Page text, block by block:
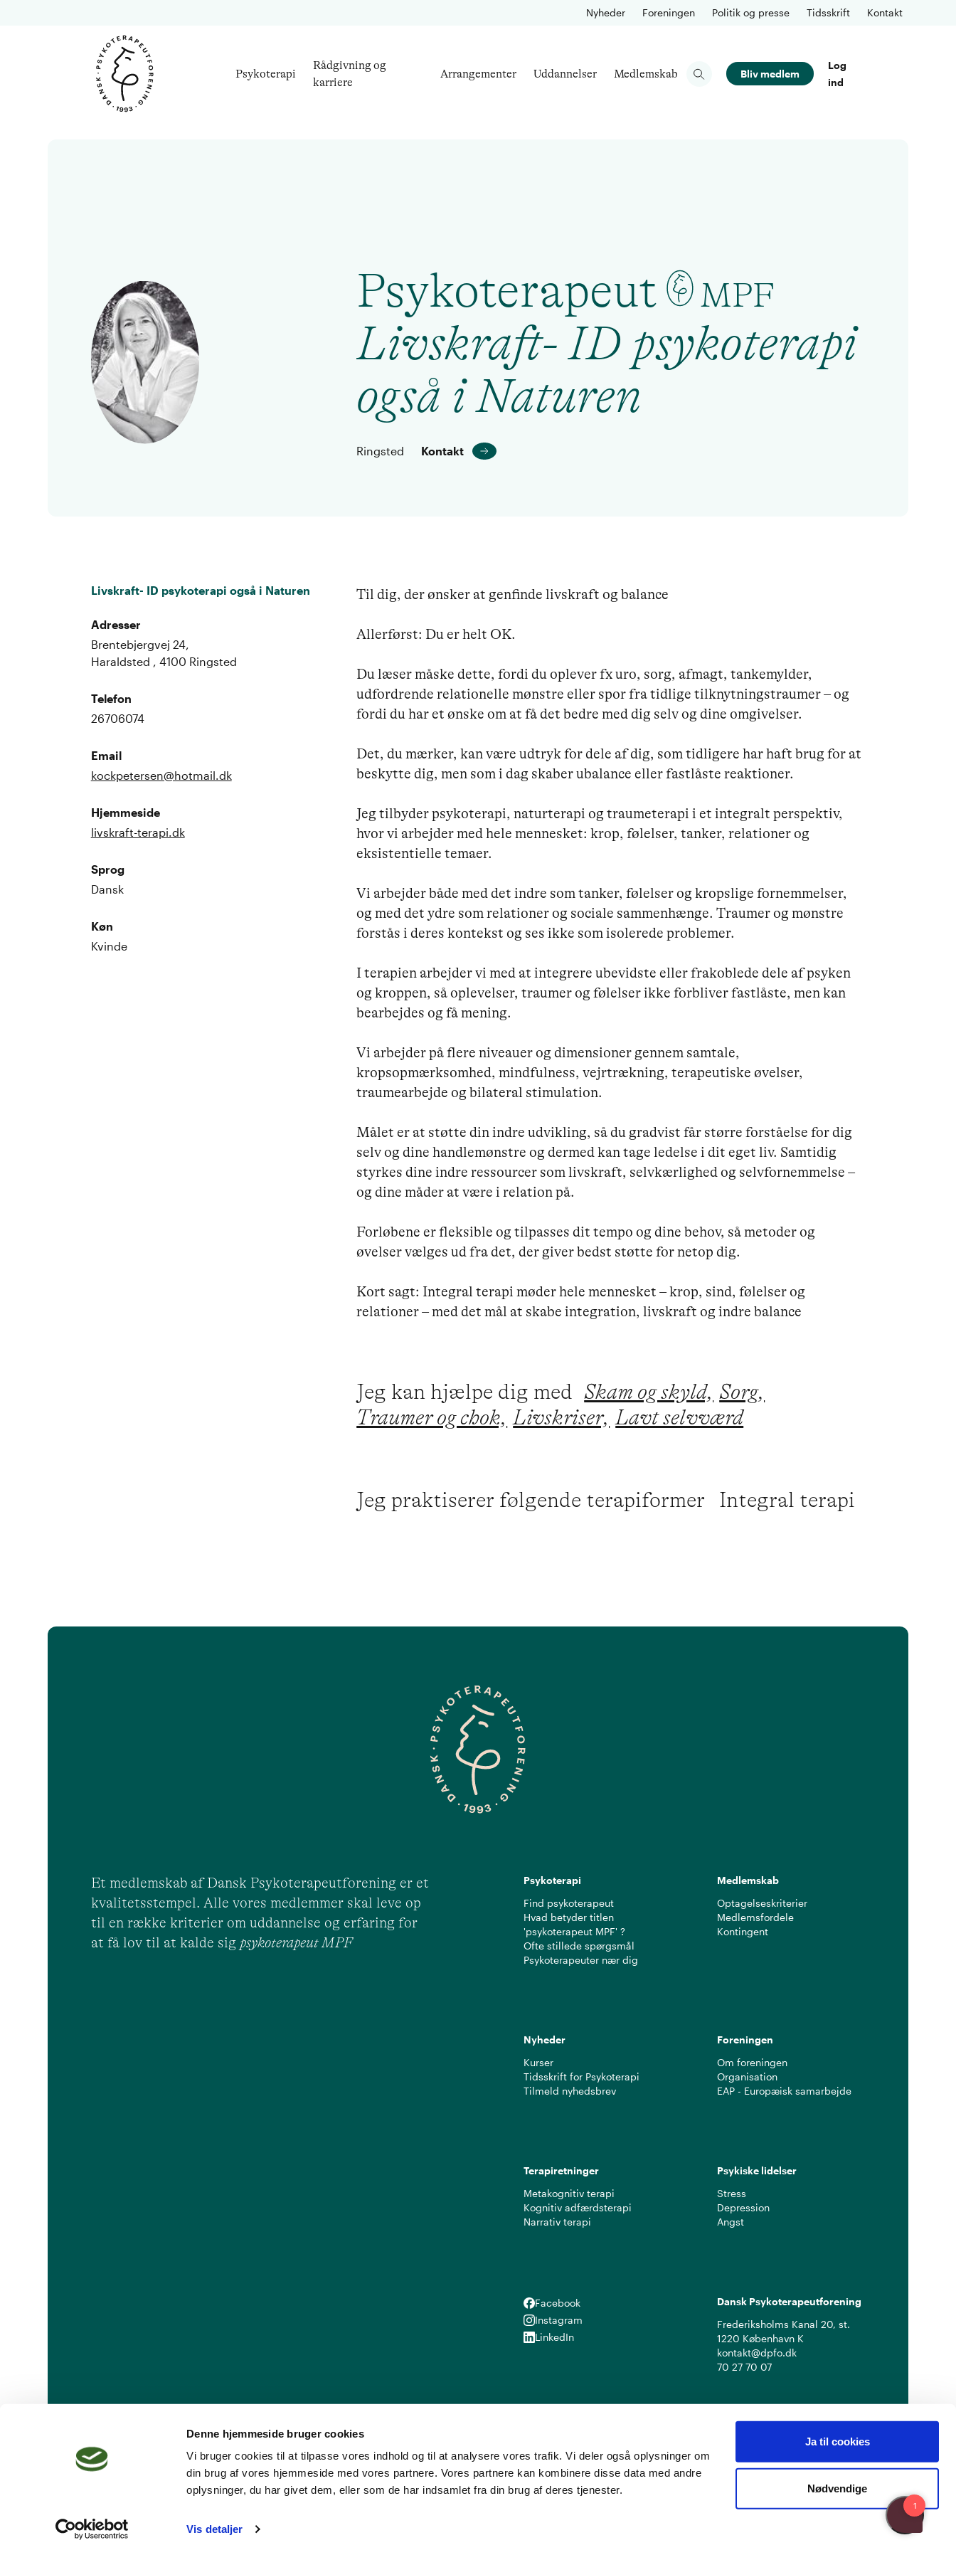
Denne hjemmeside bruger cookies
Vi bruger cookies til at tilpasse vores indhold og til at analysere vores trafik. Vi deler også oplysninger om
din brug af vores hjemmeside med vores partnere. Vores partnere kan kombinere disse data med andre
oplysninger, du har givet dem, eller som de har indsamlet fra din brug af deres tjenester.
Vis detaljer
Ja til cookies
Nødvendige
Nyheder Foreningen Politik og presse Tidsskrift Kontakt
Psykoterapi
Rådgivning og
karriere
Arrangementer Uddannelser Medlemskab Bliv medlem
Log
ind
Psykoterapeut MPF
Livskraft- ID psykoterapi
også i Naturen
Ringsted Kontakt
Livskraft- ID psykoterapi også i Naturen
Adresser
Brentebjergvej 24,
Haraldsted , 4100 Ringsted
Telefon
26706074
Email
kockpetersen@hotmail.dk
Hjemmeside
livskraft-terapi.dk
Sprog
Dansk
Køn
Kvinde
Til dig, der ønsker at genfinde livskraft og balance
Allerførst: Du er helt OK.
Du læser måske dette, fordi du oplever fx uro, sorg, afmagt, tankemylder,
udfordrende relationelle mønstre eller spor fra tidlige tilknytningstraumer – og
fordi du har et ønske om at få det bedre med dig selv og dine omgivelser.
Det, du mærker, kan være udtryk for dele af dig, som tidligere har haft brug for at
beskytte dig, men som i dag skaber ubalance eller fastlåste reaktioner.
Jeg tilbyder psykoterapi, naturterapi og traumeterapi i et integralt perspektiv,
hvor vi arbejder med hele mennesket: krop, følelser, tanker, relationer og
eksistentielle temaer.
Vi arbejder både med det indre som tanker, følelser og kropslige fornemmelser,
og med det ydre som relationer og sociale sammenhænge. Traumer og mønstre
forstås i deres kontekst og ses ikke som isolerede problemer.
I terapien arbejder vi med at integrere ubevidste eller frakoblede dele af psyken
og kroppen, så oplevelser, traumer og følelser ikke forbliver fastlåste, men kan
bearbejdes og få mening.
Vi arbejder på flere niveauer og dimensioner gennem samtale,
kropsopmærksomhed, mindfulness, vejrtrækning, terapeutiske øvelser,
traumearbejde og bilateral stimulation.
Målet er at støtte din indre udvikling, så du gradvist får større forståelse for dig
selv og dine handlemønstre og dermed kan tage ledelse i dit eget liv. Samtidig
styrkes dine indre ressourcer som livskraft, selvkærlighed og selvfornemmelse –
og dine måder at være i relation på.
Forløbene er fleksible og tilpasses dit tempo og dine behov, så metoder og
øvelser vælges ud fra det, der giver bedst støtte for netop dig.
Kort sagt: Integral terapi møder hele mennesket – krop, sind, følelser og
Jeg kan hjælpe dig med Skam og skyld, Sorg,
Traumer og chok, Livskriser, Lavt selvværd
Jeg praktiserer følgende terapiformer Integral terapi
Et medlemskab af Dansk Psykoterapeutforening er et
kvalitetsstempel. Alle vores medlemmer skal leve op
til en række kriterier om uddannelse og erfaring for
at få lov til at kalde sig psykoterapeut MPF
Psykoterapi
Find psykoterapeut
Hvad betyder titlen
'psykoterapeut MPF' ?
Ofte stillede spørgsmål
Psykoterapeuter nær dig
Medlemskab
Optagelseskriterier
Medlemsfordele
Kontingent
Nyheder
Kurser
Tidsskrift for Psykoterapi
Tilmeld nyhedsbrev
Foreningen
Om foreningen
Organisation
EAP - Europæisk samarbejde
Terapiretninger
Metakognitiv terapi
Kognitiv adfærdsterapi
Narrativ terapi
Psykiske lidelser
Stress
Depression
Angst
Facebook
Facebook
Instagram
Instagram
LinkedIn
LinkedIn
Dansk Psykoterapeutforening
Frederiksholms Kanal 20, st.
1220 København K
kontakt@dpfo.dk
70 27 70 07
Dansk Psykoterapeutforening Cookiepolitik